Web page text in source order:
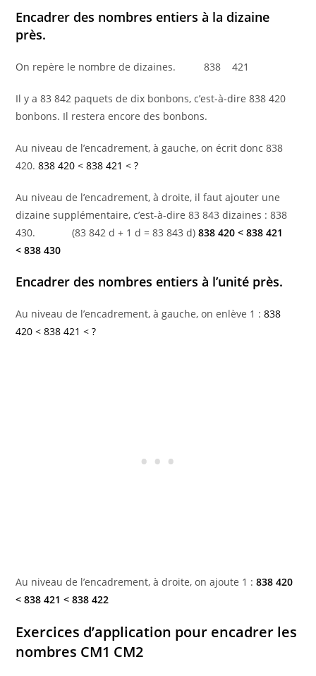
Encadrer des nombres entiers à la dizaine
près.
On repère le nombre de dizaines. 838 421
Il y a 83 842 paquets de dix bonbons, c’est-à-dire 838 420
bonbons. Il restera encore des bonbons.
Au niveau de l’encadrement, à gauche, on écrit donc 838
420.838 420 < 838 421 < ?
Au niveau de l’encadrement, à droite, il faut ajouter une
dizaine supplémentaire, c’est-à-dire 83 843 dizaines : 838
430. (83 842 d + 1 d = 83 843 d)838 420 < 838 421
< 838 430
Encadrer des nombres entiers à l’unité près.
Au niveau de l’encadrement, à gauche, on enlève 1 :838
420 < 838 421 < ?
Au niveau de l’encadrement, à droite, on ajoute 1 :838 420
< 838 421 < 838 422
Exercices d’application pour encadrer les
nombres CM1 CM2